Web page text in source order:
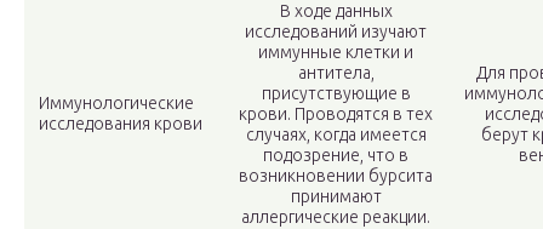
Иммунологические
исследования крови
В ходе данных
исследований изучают
иммунные клетки и
антитела,
присутствующие в
крови. Проводятся в тех
случаях, когда имеется
подозрение, что в
возникновении бурсита
принимают
аллергические реакции.
Для
берут